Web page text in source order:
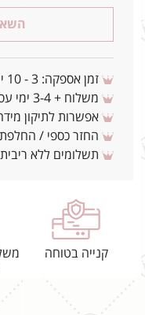
זמן אספקה: 3 - 10 ימי עסקים מאישור העסקה
משלוח + 3-4 ימי עסקים(צריכים לפני ? צרו איתנו קשר)
אפשרות לתיקון
החזר כספי / החלפת
תשלומים ללא ריבית
קנייה בטוחה